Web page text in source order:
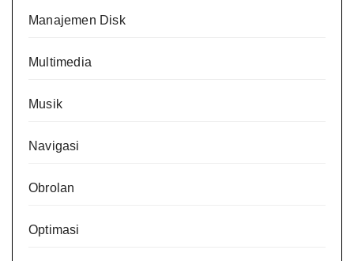
Manajemen Disk
Multimedia
Musik
Navigasi
Obrolan
Optimasi